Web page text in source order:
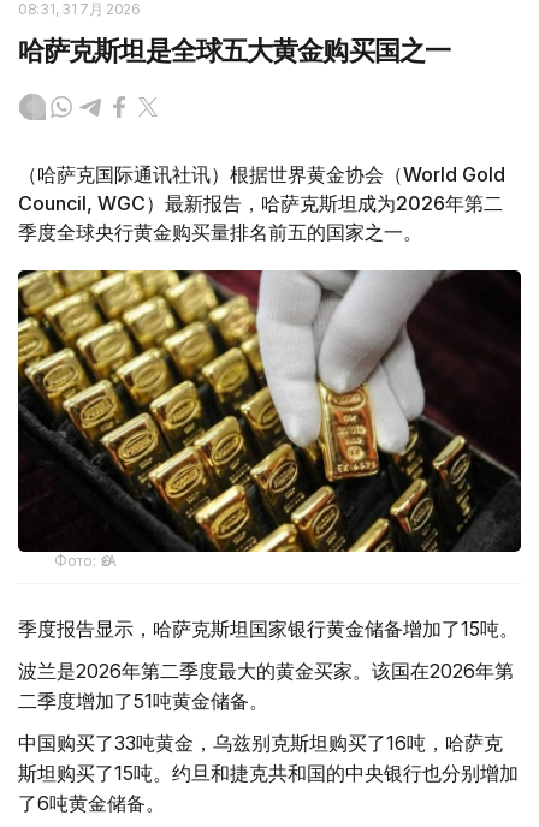
08:31, 31 7月 2026
哈萨克斯坦是全球五大黄金购买国之一
（哈萨克国际通讯社讯）根据世界黄金协会（World Gold
Council, WGC）最新报告，哈萨克斯坦成为2026年第二
季度全球央行黄金购买量排名前五的国家之一。
Фото: ӨзА
季度报告显示，哈萨克斯坦国家银行黄金储备增加了15吨。
波兰是2026年第二季度最大的黄金买家。该国在2026年第
二季度增加了51吨黄金储备。
中国购买了33吨黄金，乌兹别克斯坦购买了16吨，哈萨克
斯坦购买了15吨。约旦和捷克共和国的中央银行也分别增加
了6吨黄金储备。